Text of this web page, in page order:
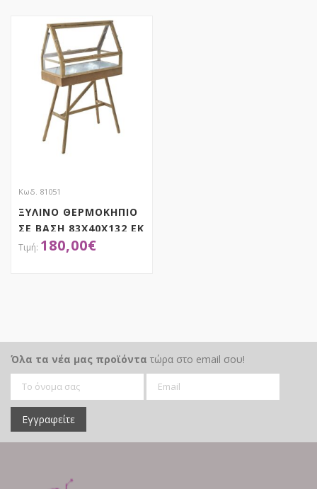
Κωδ. 81051
ΞΥΛΙΝΟ ΘΕΡΜΟΚΗΠΙΟ
ΣΕ ΒΑΣΗ 83Χ40Χ132 ΕΚ
ΜΕ ΓΥΑΛΙΝΑ
180,00€
Όλα τα νέα μας προϊόντα τώρα στο email σου!
Εγγραφείτε